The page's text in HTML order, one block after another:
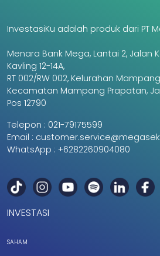
InvestasiKu adalah produk dari PT
Menara Bank Mega, Lantai 2, Jalan
Kavling 12-14A,
RT 002/RW 002, Kelurahan
Kecamatan Mampang Prapatan,
Pos 12790
Telepon : 021-79175599
Email :
WhatsApp : +6282260904080
INVESTASI
SAHAM